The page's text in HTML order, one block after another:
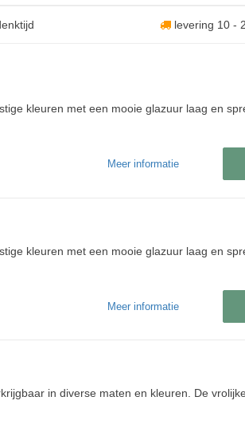
levering 10 -
kleuren met een mooie glazuur laag en
Meer informatie
kleuren met een mooie glazuur laag en
Meer informatie
in diverse maten en kleuren. De